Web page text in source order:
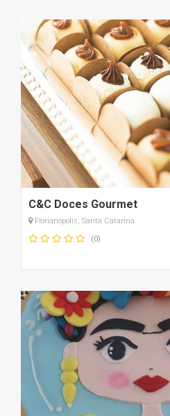
C&C Doces Gourmet
Florianópolis, Santa Catarina
(0)